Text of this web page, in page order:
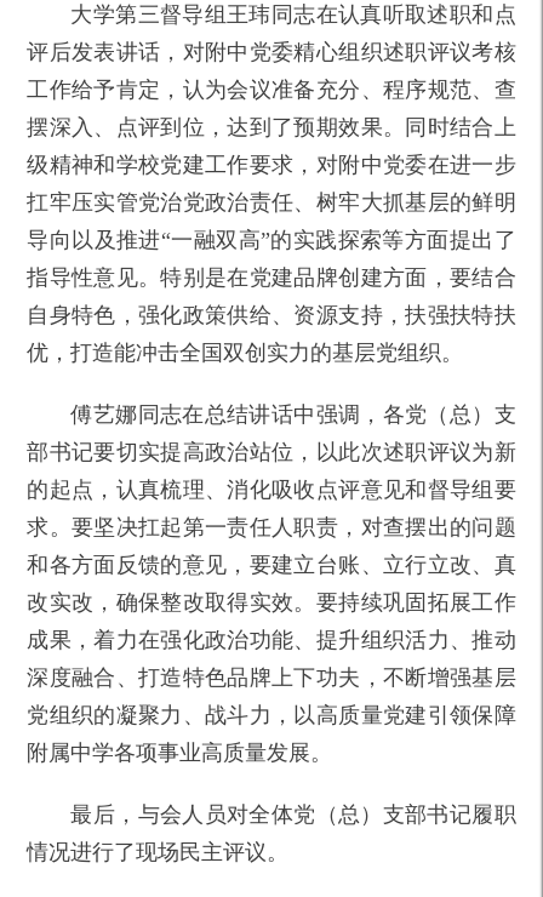
大学第三督导组王玮同志在认真听取述职和点
评后发表讲话，对附中党委精心组织述职评议考核
工作给予肯定，认为会议准备充分、程序规范、查
摆深入、点评到位，达到了预期效果。同时结合上
级精神和学校党建工作要求，对附中党委在进一步
扛牢压实管党治党政治责任、树牢大抓基层的鲜明
导向以及推进“一融双高”的实践探索等方面提出了
指导性意见。特别是在党建品牌创建方面，要结合
自身特色，强化政策供给、资源支持，扶强扶特扶
优，打造能冲击全国双创实力的基层党组织。
傅艺娜同志在总结讲话中强调，各党（总）支
部书记要切实提高政治站位，以此次述职评议为新
的起点，认真梳理、消化吸收点评意见和督导组要
求。要坚决扛起第一责任人职责，对查摆出的问题
和各方面反馈的意见，要建立台账、立行立改、真
改实改，确保整改取得实效。要持续巩固拓展工作
成果，着力在强化政治功能、提升组织活力、推动
深度融合、打造特色品牌上下功夫，不断增强基层
党组织的凝聚力、战斗力，以高质量党建引领保障
附属中学各项事业高质量发展。
最后，与会人员对全体党（总）支部书记履职
情况进行了现场民主评议。